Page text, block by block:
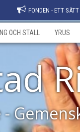
FONDEN - ETT
OCH STALL YRUS
-